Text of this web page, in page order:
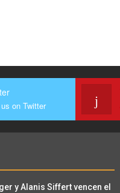
on Twitter
y Alanis Siffert vencen el